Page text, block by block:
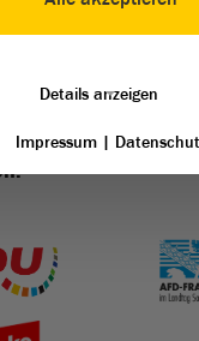
sind im
Details anzeigen
Impressum|